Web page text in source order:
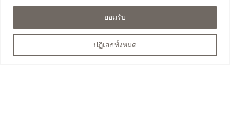
ปฏิเสธทั้งหมด
ยอมรับ
โกดังคลอง 8 ลำลูกกา